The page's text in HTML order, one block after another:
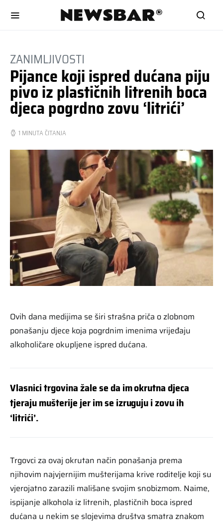
ZANIMLJIVOSTI
Pijance koji ispred dućana piju
pivo iz plastičnih litrenih boca
djeca pogrdno zovu ‘litrići’
1 MINUTA ČITANJA
Ovih dana medijima se širi strašna priča o zlobnom
ponašanju djece koja pogrdnim imenima vrijeđaju
alkoholičare okupljene ispred dućana.
Vlasnici trgovina žale se da im okrutna djeca
tjeraju mušterije jer im se izruguju i zovu ih
‘litrići’.
Trgovci za ovaj okrutan način ponašanja prema
njihovim najvjernijim mušterijama krive roditelje koji su
vjerojatno zarazili mališane svojim snobizmom. Naime,
ispijanje alkohola iz litrenih, plastičnih boca ispred
dućana u nekim se slojevima društva smatra znakom